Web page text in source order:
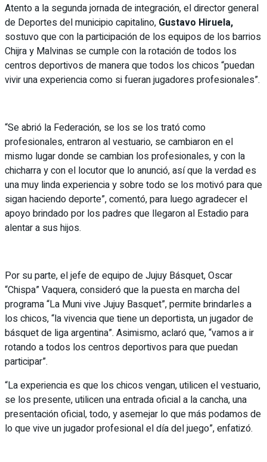
Atento a la segunda jornada de integración, el director general
de Deportes del municipio capitalino, Gustavo Hiruela,
sostuvo que con la participación de los equipos de los barrios
Chijra y Malvinas se cumple con la rotación de todos los
centros deportivos de manera que todos los chicos “puedan
vivir una experiencia como si fueran jugadores profesionales”.
“Se abrió la Federación, se los se los trató como
profesionales, entraron al vestuario, se cambiaron en el
mismo lugar donde se cambian los profesionales, y con la
chicharra y con el locutor que lo anunció, así que la verdad es
una muy linda experiencia y sobre todo se los motivó para que
sigan haciendo deporte”, comentó, para luego agradecer el
apoyo brindado por los padres que llegaron al Estadio para
alentar a sus hijos.
Por su parte, el jefe de equipo de Jujuy Básquet, Oscar
“Chispa” Vaquera, consideró que la puesta en marcha del
programa “La Muni vive Jujuy Basquet”, permite brindarles a
los chicos, “la vivencia que tiene un deportista, un jugador de
básquet de liga argentina”. Asimismo, aclaró que, “vamos a ir
rotando a todos los centros deportivos para que puedan
participar”.
“La experiencia es que los chicos vengan, utilicen el vestuario,
se los presente, utilicen una entrada oficial a la cancha, una
presentación oficial, todo, y asemejar lo que más podamos de
lo que vive un jugador profesional el día del juego”, enfatizó.